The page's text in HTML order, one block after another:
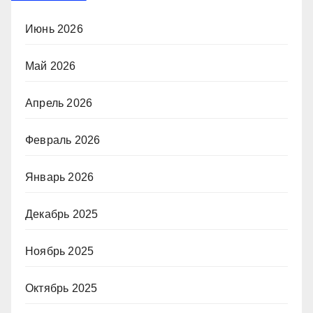
Июнь 2026
Май 2026
Апрель 2026
Февраль 2026
Январь 2026
Декабрь 2025
Ноябрь 2025
Октябрь 2025